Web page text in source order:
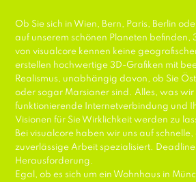
Ob Sie sich in Wien, Bern, Paris, Berlin
auf unserem schönen Planeten befinden,
von visualcore kennen keine
erstellen hochwertige 3D-Grafiken mit
Realismus, unabhängig davon, ob Sie
oder sogar Marsianer sind. Alles, was wir
funktionierende Internetverbindung und
Visionen für Sie Wirklichkeit werden zu
Bei visualcore haben wir uns auf schnelle,
zuverlässige Arbeit spezialisiert.
Herausforderung.
Egal, ob es sich um ein Wohnhaus in